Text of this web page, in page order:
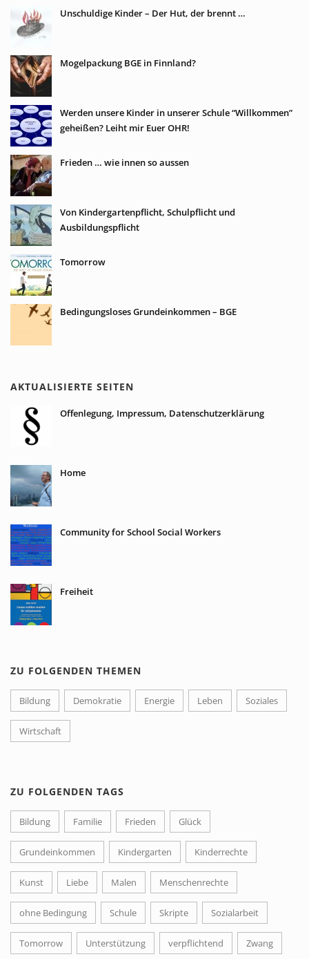
Unschuldige Kinder – Der Hut, der brennt …
Mogelpackung BGE in Finnland?
Werden unsere Kinder in unserer Schule “Willkommen”
geheißen? Leiht mir Euer OHR!
Frieden … wie innen so aussen
Von Kindergartenpflicht, Schulpflicht und
Ausbildungspflicht
Tomorrow
Bedingungsloses Grundeinkommen – BGE
AKTUALISIERTE SEITEN
Offenlegung, Impressum, Datenschutzerklärung
Home
Community for School Social Workers
Freiheit
ZU FOLGENDEN THEMEN
Bildung Demokratie Energie Leben Soziales
Wirtschaft
ZU FOLGENDEN TAGS
Bildung Familie Frieden Glück
Grundeinkommen Kindergarten Kinderrechte
Kunst Liebe Malen Menschenrechte
ohne Bedingung Schule Skripte Sozialarbeit
Tomorrow Unterstützung verpflichtend Zwang